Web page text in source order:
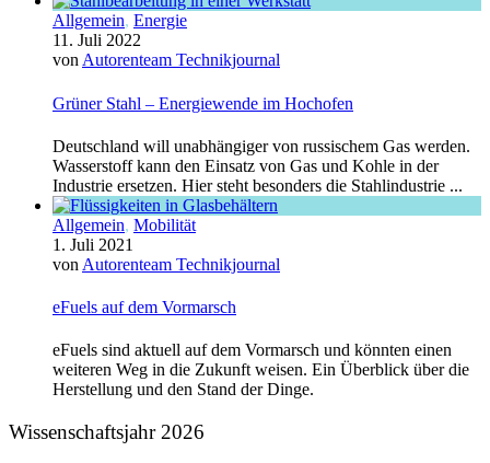
Allgemein, Energie
11. Juli 2022
von Autorenteam Technikjournal
Grüner Stahl – Energiewende im Hochofen
Deutschland will unabhängiger von russischem Gas werden.
Wasserstoff kann den Einsatz von Gas und Kohle in der
Industrie ersetzen. Hier steht besonders die Stahlindustrie ...
Allgemein, Mobilität
1. Juli 2021
von Autorenteam Technikjournal
eFuels auf dem Vormarsch
eFuels sind aktuell auf dem Vormarsch und könnten einen
weiteren Weg in die Zukunft weisen. Ein Überblick über die
Herstellung und den Stand der Dinge.
Wissenschaftsjahr 2026